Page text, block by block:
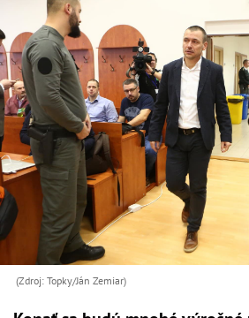
(Zdroj: Topky/Ján Zemiar)